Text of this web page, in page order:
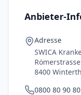
Anbieter-
Adresse
SWICA
8400
0800 80 90 80